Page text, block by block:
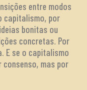
entre modos
capitalismo, por
bonitas ou
concretas. Por
E se o capitalismo
mas por